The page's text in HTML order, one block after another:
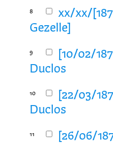
8
xx/xx/
Gezelle]
9
[10/02/
Duclos
10
[22/03/
Duclos
11
[26/06/